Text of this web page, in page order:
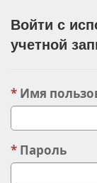
Войти с
учетной
Имя
Пароль